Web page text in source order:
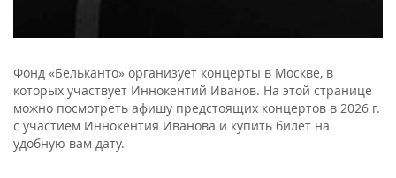
Фонд «Бельканто» организует концерты в Москве, в
которых участвует Иннокентий Иванов. На этой странице
можно посмотреть афишу предстоящих концертов в 2026 г.
с участием Иннокентия Иванова и купить билет на
удобную вам дату.